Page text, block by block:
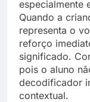
especialmente
Quando a
representa o
reforço
significado.
pois o aluno
decodificador
contextual.